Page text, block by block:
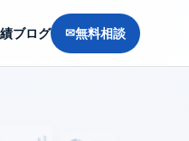
ブログ 無料相談